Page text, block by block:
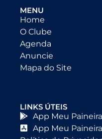
MENU
Home
O Clube
Agenda
Anuncie
Mapa do Site
LINKS ÚTEIS
App Meu
App Meu